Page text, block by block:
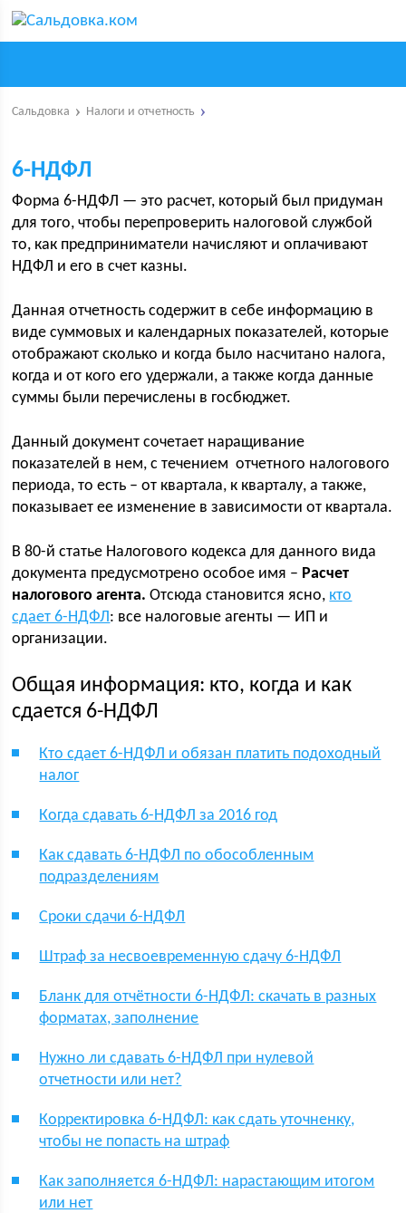
Сальдовка Налоги и отчетность
6-НДФЛ
Форма 6-НДФЛ — это расчет, который был придуман
для того, чтобы перепроверить налоговой службой
то, как предприниматели начисляют и оплачивают
НДФЛ и его в счет казны.
Данная отчетность содержит в себе информацию в
виде суммовых и календарных показателей, которые
отображают сколько и когда было насчитано налога,
когда и от кого его удержали, а также когда данные
суммы были перечислены в госбюджет.
Данный документ сочетает наращивание
показателей в нем, с течением отчетного налогового
периода, то есть – от квартала, к кварталу, а также,
показывает ее изменение в зависимости от квартала.
В 80-й статье Налогового кодекса для данного вида
документа предусмотрено особое имя – Расчет
налогового агента.Отсюда становится ясно, кто
сдает 6-НДФЛ: все налоговые агенты — ИП и
организации.
Общая информация: кто, когда и как
сдается 6-НДФЛ
Кто сдает 6-НДФЛ и обязан платить подоходный
налог
Когда сдавать 6-НДФЛ за 2016 год
Как сдавать 6-НДФЛ по обособленным
подразделениям
Сроки сдачи 6-НДФЛ
Штраф за несвоевременную сдачу 6-НДФЛ
Бланк для отчётности 6-НДФЛ: скачать в разных
форматах, заполнение
Нужно ли сдавать 6-НДФЛ при нулевой
отчетности или нет?
Корректировка 6-НДФЛ: как сдать уточненку,
чтобы не попасть на штраф
Как заполняется 6-НДФЛ: нарастающим итогом
или нет